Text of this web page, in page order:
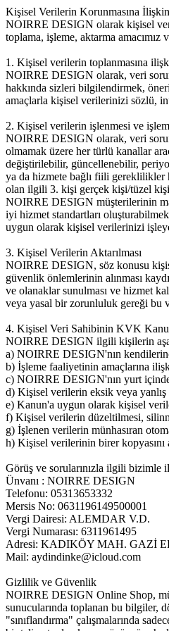
Kişisel Verilerin Korunmasına
NOIRRE DESIGN olarak kişisel
toplama, işleme, aktarma
1. Kişisel verilerin toplanmasına
NOIRRE DESIGN olarak, veri
hakkında sizleri bilgilendirmek,
amaçlarla kişisel verilerinizi sözlü,
2. Kişisel verilerin işlenmesi ve
NOIRRE DESIGN olarak, veri
olmamak üzere her türlü kanallar
değiştirilebilir, güncellenebilir,
ya da hizmete bağlı fiili gereklilikler
olan ilgili 3. kişi gerçek kişi/tüzel
NOIRRE DESIGN müşterilerinin
iyi hizmet standartları
uygun olarak kişisel verilerinizi
3. Kişisel Verilerin Aktarılması
NOIRRE DESIGN, söz konusu
güvenlik önlemlerinin alınması
ve olanaklar sunulması ve hizmet
veya yasal bir zorunluluk gereği bu
4. Kişisel Veri Sahibinin KVK
NOIRRE DESIGN ilgili kişilerin
a) NOIRRE DESIGN'nın
b) İşleme faaliyetinin amaçlarına
c) NOIRRE DESIGN'nın yurt
d) Kişisel verilerin eksik veya yanlış
e) Kanun'a uygun olarak kişisel
f) Kişisel verilerin düzeltilmesi,
g) İşlenen verilerin münhasıran
h) Kişisel verilerinin birer kopyasını
Görüş ve sorularınızla ilgili bizimle
Ünvanı : NOIRRE DESIGN
Telefonu: 05313653332
Mersis No: 0631196149500001
Vergi Dairesi: ALEMDAR V.D.
Vergi Numarası: 6311961495
Adresi: KADIKÖY MAH. GAZİ
Mail: aydindinke@icloud.com
Gizlilik ve Güvenlik
NOIRRE DESIGN Online Shop,
sunucularında toplanan bu bilgiler,
"sınıflandırma" çalışmalarında